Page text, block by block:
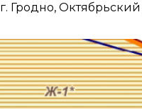
г. Гродно,